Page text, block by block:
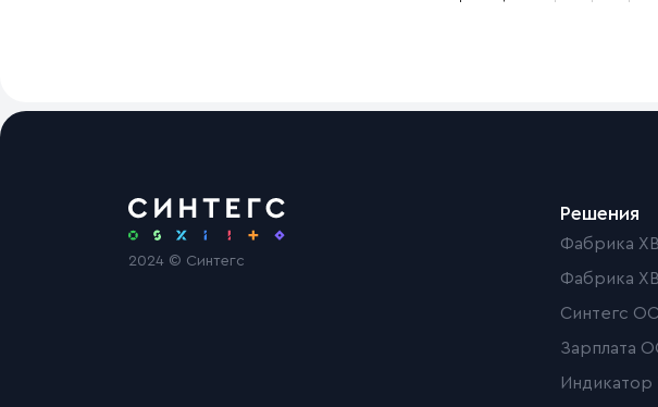
2024 © Синтегс
Решения
Фабрика
Фабрика
Синтегс
Зарплата
Индикатор